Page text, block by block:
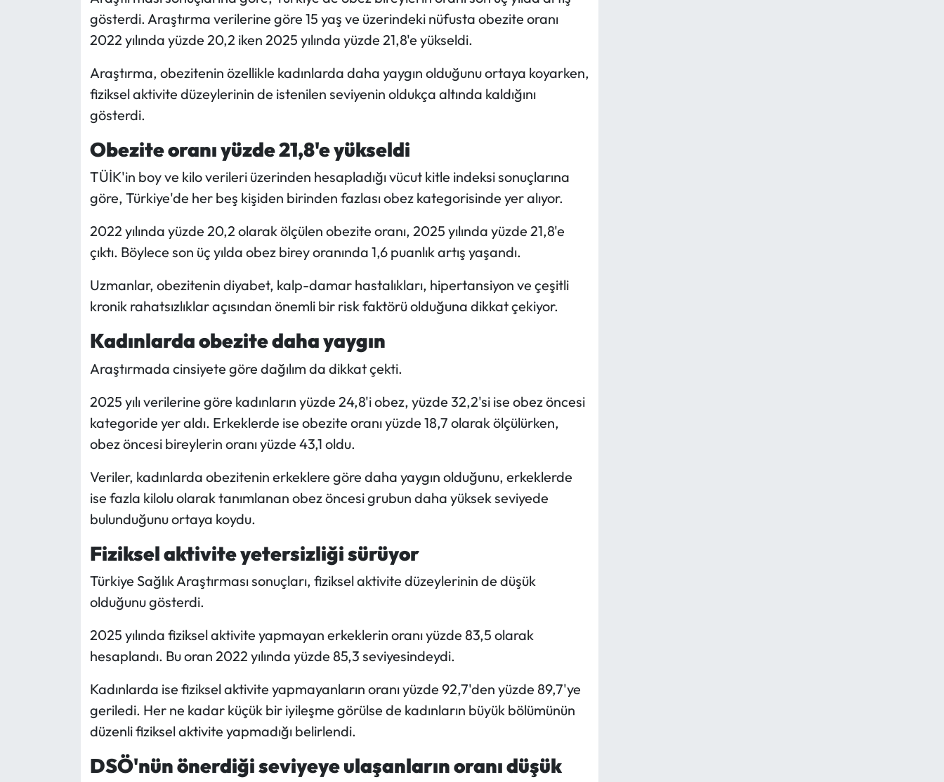
gösterdi. Araştırma verilerine göre 15 yaş ve üzerindeki nüfusta obezite oranı
2022 yılında yüzde 20,2 iken 2025 yılında yüzde 21,8'e yükseldi.
Araştırma, obezitenin özellikle kadınlarda daha yaygın olduğunu ortaya koyarken,
fiziksel aktivite düzeylerinin de istenilen seviyenin oldukça altında kaldığını
gösterdi.
Obezite oranı yüzde 21,8'e yükseldi
TÜİK'in boy ve kilo verileri üzerinden hesapladığı vücut kitle indeksi sonuçlarına
göre, Türkiye'de her beş kişiden birinden fazlası obez kategorisinde yer alıyor.
2022 yılında yüzde 20,2 olarak ölçülen obezite oranı, 2025 yılında yüzde 21,8'e
çıktı. Böylece son üç yılda obez birey oranında 1,6 puanlık artış yaşandı.
Uzmanlar, obezitenin diyabet, kalp-damar hastalıkları, hipertansiyon ve çeşitli
kronik rahatsızlıklar açısından önemli bir risk faktörü olduğuna dikkat çekiyor.
Kadınlarda obezite daha yaygın
Araştırmada cinsiyete göre dağılım da dikkat çekti.
2025 yılı verilerine göre kadınların yüzde 24,8'i obez, yüzde 32,2'si ise obez öncesi
kategoride yer aldı. Erkeklerde ise obezite oranı yüzde 18,7 olarak ölçülürken,
obez öncesi bireylerin oranı yüzde 43,1 oldu.
Veriler, kadınlarda obezitenin erkeklere göre daha yaygın olduğunu, erkeklerde
ise fazla kilolu olarak tanımlanan obez öncesi grubun daha yüksek seviyede
bulunduğunu ortaya koydu.
Fiziksel aktivite yetersizliği sürüyor
Türkiye Sağlık Araştırması sonuçları, fiziksel aktivite düzeylerinin de düşük
olduğunu gösterdi.
2025 yılında fiziksel aktivite yapmayan erkeklerin oranı yüzde 83,5 olarak
hesaplandı. Bu oran 2022 yılında yüzde 85,3 seviyesindeydi.
Kadınlarda ise fiziksel aktivite yapmayanların oranı yüzde 92,7'den yüzde 89,7'ye
geriledi. Her ne kadar küçük bir iyileşme görülse de kadınların büyük bölümünün
düzenli fiziksel aktivite yapmadığı belirlendi.
DSÖ'nün önerdiği seviyeye ulaşanların oranı düşük
Mecitözü Haberleri
Oğuzlar Haberleri
Ortaköy Haberleri
Osmancık Haberleri
Otomotiv
Resmi Reklam
Yerel Haberler